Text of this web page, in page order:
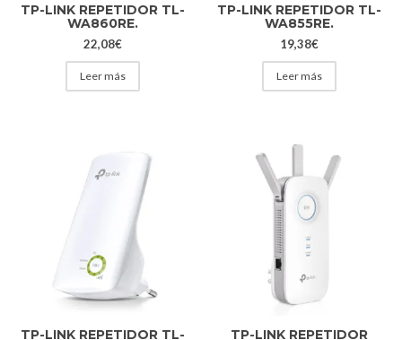
TP-LINK REPETIDOR TL-
WA860RE.
22,08€
Leer más
TP-LINK REPETIDOR TL-
WA855RE.
19,38€
Leer más
TP-LINK REPETIDOR TL-
TP-LINK REPETIDOR